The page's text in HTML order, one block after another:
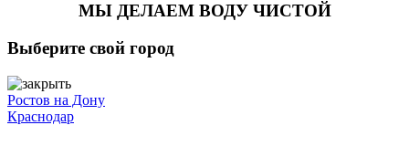
МЫ ДЕЛАЕМ ВОДУ ЧИСТОЙ
Выберите свой город
Ростов на Дону
Краснодар